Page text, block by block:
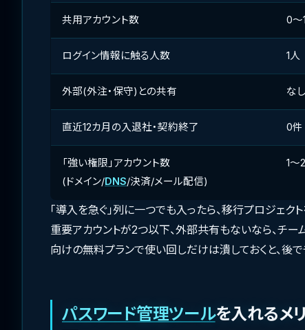
共用アカウント数 0〜1
ログイン情報に触る人数 1人
外部(外注・保守)との共有 なし
直近12カ月の入退社・契約終了 0件
「強い権限」アカウント数
(ドメイン/DNS/決済/メール配信)
1〜2
「導入を急ぐ」列に一つでも入ったら、移行プロジェ
重要アカウントが2つ以下、外部共有もないなら、チ
向けの無料プランで使い回しだけは潰しておくと、後
パスワード管理ツールを入れるメ